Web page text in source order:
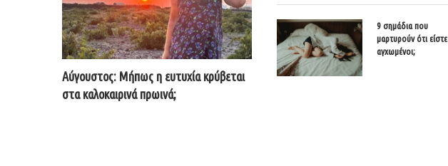
Αύγουστος: Μήπως η ευτυχία κρύβεται
στα καλοκαιρινά πρωινά;
9 σημάδια που
μαρτυρούν ότι είστε
αγχωμένοι;